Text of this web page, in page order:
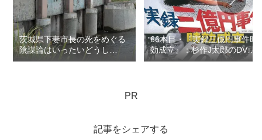
茨城県下妻市長の死をめぐる
陰謀論はいったいどうし
て？：ロマン優光連載397
66本目・『実録三億円事件時
効成立』：杉作J太郎のDVD
レンタル屋の棚に残したい
PR
記事をシェアする